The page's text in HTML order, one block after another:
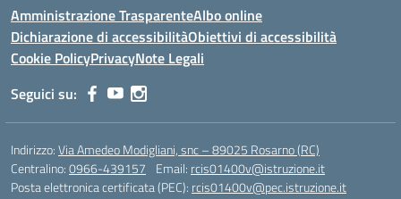
Amministrazione TrasparenteAlbo online
Dichiarazione di accessibilitàObiettivi di accessibilità
Cookie PolicyPrivacyNote Legali
Seguici su:
Indirizzo:Via Amedeo Modigliani, snc – 89025 Rosarno (RC)
Centralino:0966-439157 Email: rcis01400v@istruzione.it
Posta elettronica certificata (PEC): rcis01400v@pec.istruzione.it